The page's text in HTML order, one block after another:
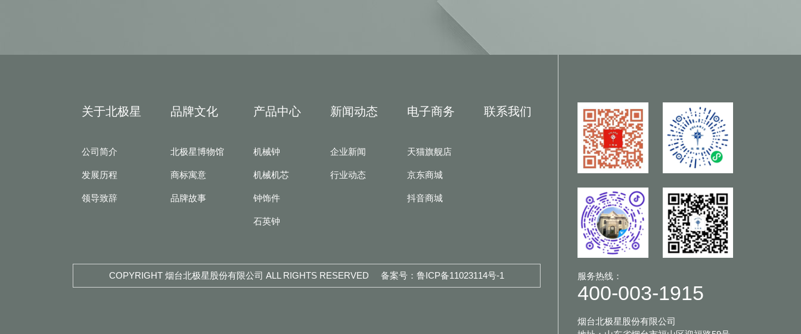
关于北极星
公司简介
发展历程
领导致辞
品牌文化
北极星博物馆
商标寓意
品牌故事
产品中心
机械钟
机械机芯
钟饰件
石英钟
新闻动态
企业新闻
行业动态
电子商务
天猫旗舰店
京东商城
抖音商城
联系我们
COPYRIGHT 烟台北极星股份有限公司 ALL RIGHTS RESERVED 备案号：鲁ICP备11023114号-1 服务热线：
400-003-1915
烟台北极星股份有限公司